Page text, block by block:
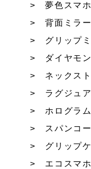
夢色スマ
背面ミラ
グリップ
ダイヤモ
ネックス
ラグジュ
ホログラ
スパンコ
グリップ
エコスマ